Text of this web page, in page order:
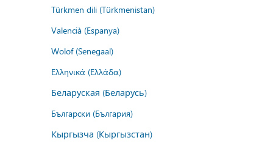
Türkmen dili (Türkmenistan)
Valencià (Espanya)
Wolof (Senegaal)
Ελληνικά (Ελλάδα)
Беларуская (Беларусь)
Български (България)
Кыргызча (Кыргызстан)